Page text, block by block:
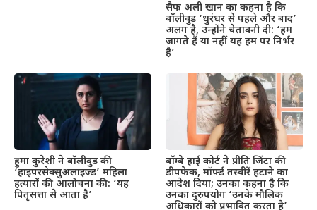
सैफ अली खान का कहना है कि
बॉलीवुड ‘धुरंधर से पहले और बाद’
अलग है, उन्होंने चेतावनी दी: ‘हम
जागते हैं या नहीं यह हम पर निर्भर
है’
हुमा कुरेशी ने बॉलीवुड की
‘हाइपरसेक्सुअलाइज्ड’ महिला
हत्यारों की आलोचना की: ‘यह
पितृसत्ता से आता है’
बॉम्बे हाई कोर्ट ने प्रीति जिंटा की
डीपफेक, मॉर्फ्ड तस्वीरें हटाने का
आदेश दिया; उनका कहना है कि
उनका दुरुपयोग ‘उनके मौलिक
अधिकारों को प्रभावित करता है’